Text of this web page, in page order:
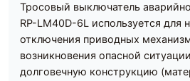
Тросовый выключатель
RP-LM40D-6L используется для
отключения приводных
возникновения опасной
долговечную конструкцию